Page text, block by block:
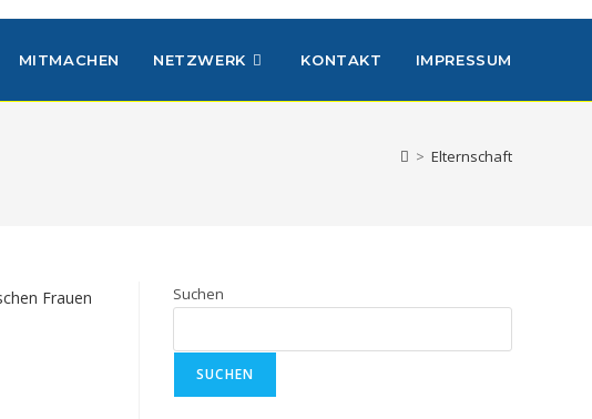
MITMACHEN NETZWERK KONTAKT IMPRESSUM
> Elternschaft
Suchen
SUCHEN